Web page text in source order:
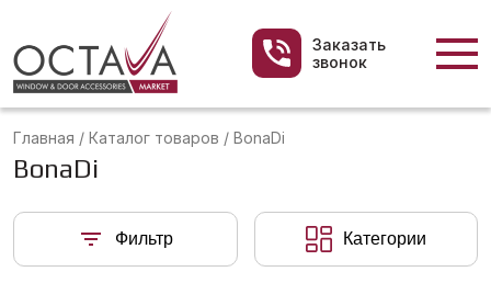
Заказать
звонок
Главная / Каталог товаров / BonaDi
BonaDi
Фильтр Категории